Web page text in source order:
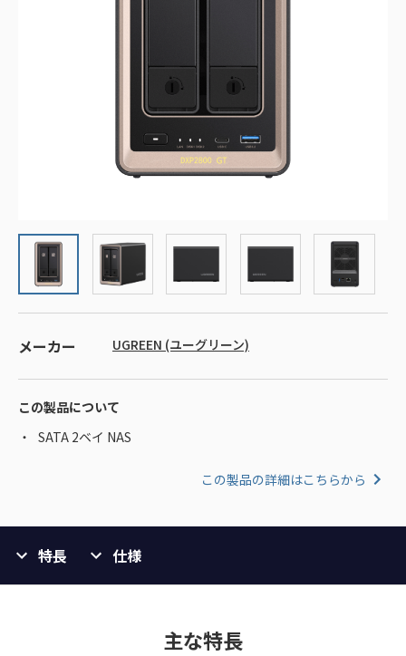
メーカー UGREEN (ユーグリーン)
この製品について
SATA 2ベイ NAS
この製品の詳細はこちらから
特長 仕様
主な特長